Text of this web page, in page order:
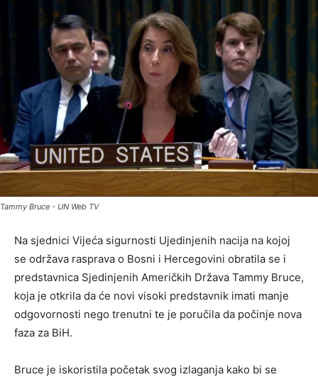
Tammy Bruce - UN Web TV
Na sjednici Vijeća sigurnosti Ujedinjenih nacija na kojoj
se održava rasprava o Bosni i Hercegovini obratila se i
predstavnica Sjedinjenih Američkih Država Tammy Bruce,
koja je otkrila da će novi visoki predstavnik imati manje
odgovornosti nego trenutni te je poručila da počinje nova
faza za BiH.
Bruce je iskoristila početak svog izlaganja kako bi se